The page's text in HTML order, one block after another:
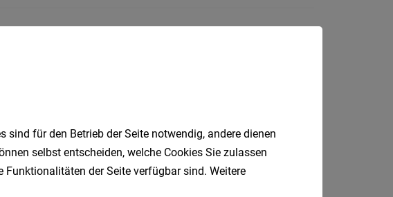
sind für den Betrieb der Seite notwendig, andere dienen
selbst entscheiden, welche Cookies Sie zulassen
der Seite verfügbar sind. Weitere